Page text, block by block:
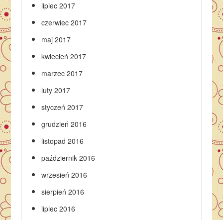
lipiec 2017
czerwiec 2017
maj 2017
kwiecień 2017
marzec 2017
luty 2017
styczeń 2017
grudzień 2016
listopad 2016
październik 2016
wrzesień 2016
sierpień 2016
lipiec 2016